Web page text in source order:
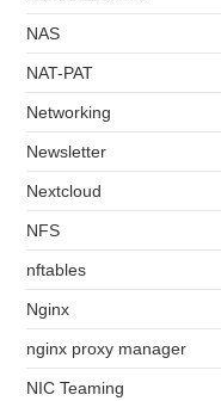
NAS
NAT-PAT
Networking
Newsletter
Nextcloud
NFS
nftables
Nginx
nginx proxy manager
NIC Teaming